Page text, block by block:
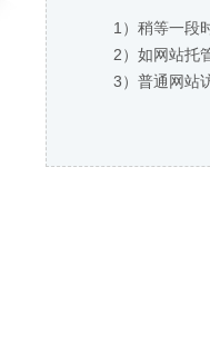
1）稍等一段
2）如网站托
3）普通网站